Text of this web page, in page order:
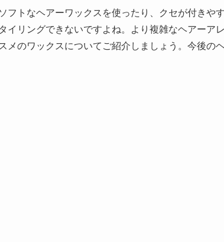
フトなヘアーワックスを使ったり、クセが付きや
イリングできないですよね。より複雑なヘアーア
メのワックスについてご紹介しましょう。今後の